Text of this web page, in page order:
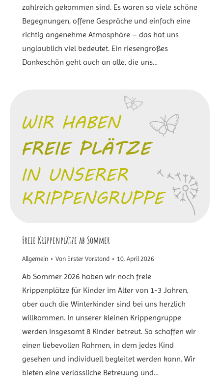
zahlreich gekommen sind. Es waren so viele schöne
Begegnungen, offene Gespräche und einfach eine
richtig angenehme Atmosphäre – das hat uns
unglaublich viel bedeutet. Ein riesengroßes
Dankeschön geht auch an alle, die uns…
Freie Krippenplätze ab Sommer
Allgemein Von Erster Vorstand 10. April 2026
Ab Sommer 2026 haben wir noch freie
Krippenplätze für Kinder im Alter von 1-3 Jahren,
aber auch die Winterkinder sind bei uns herzlich
willkommen. In unserer kleinen Krippengruppe
werden insgesamt 8 Kinder betreut. So schaffen wir
einen liebevollen Rahmen, in dem jedes Kind
gesehen und individuell begleitet werden kann. Wir
bieten eine verlässliche Betreuung und…